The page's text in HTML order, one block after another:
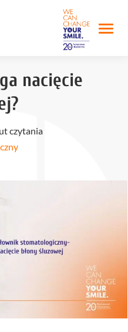
nacięcie
czytania